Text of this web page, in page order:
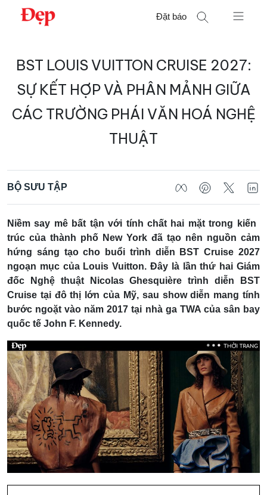
Chuyển
Đặt báo
kiếm
BST LOUIS VUITTON CRUISE 2027:
SỰ KẾT HỢP VÀ PHÂN MẢNH GIỮA
CÁC TRƯỜNG PHÁI VĂN HOÁ NGHỆ
THUẬT
BỘ SƯU TẬP
Niềm say mê bất tận với tính chất hai mặt trong kiến ​​
trúc của thành phố New York đã tạo nên nguồn cảm
hứng sáng tạo cho buổi trình diễn BST Cruise 2027
ngoạn mục của Louis Vuitton. Đây là lần thứ hai Giám
đốc Nghệ thuật Nicolas Ghesquière trình diễn BST
Cruise tại đô thị lớn của Mỹ, sau show diễn mang tính
bước ngoặt vào năm 2017 tại nhà ga TWA của sân bay
quốc tế John F. Kennedy.